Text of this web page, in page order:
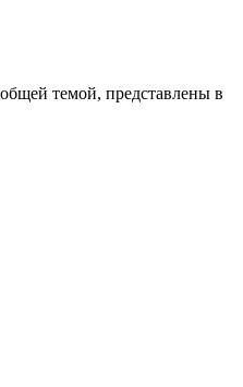
темой, представлены в